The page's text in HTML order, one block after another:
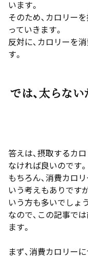
います。
そのため、カロリー
っていきます。
反対に、カロリーを
す。
では、太らな
答えは、摂取するカ
なければ良いのです。
もちろん、消費カロ
いう考えもありです
いう方も多いでしょう
なので、この記事で
ます。
まず、消費カロリー